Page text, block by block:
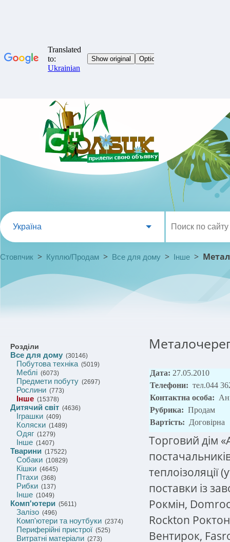
Україна
Стовпчик > Куплю/Продам > Все для дому > Інше >
Розділи
Все для дому (30146)
Побутова техніка(5019)
Меблі (6073)
Предмети побуту (2697)
Рослини (773)
Інше (15378)
Дитячий світ (4636)
Іграшки (409)
Коляски (1489)
Одяг (1279)
Інше (1407)
Тварини (17522)
Собаки (10829)
Кішки (4645)
Птахи (368)
Рибки (137)
Інше (1049)
Комп'ютери (5611)
Залізо (496)
Комп'ютери та ноутбуки (2374)
Периферійні пристрої (525)
Витратні матеріали (273)
Дата: 27.05.2010
Телефони: тел.044
Контактна особа:
Рубрика: Продам
Вартість: Договірна
Торговий дім
теплоізоляції
поставки із
Рокмін,
Rockton
Вентирок,